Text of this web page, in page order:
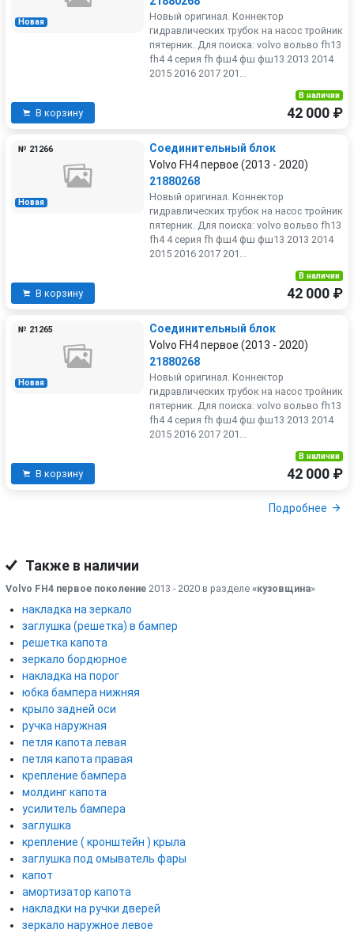
Новая
Новый оригинал. Коннектор
гидравлических трубок на насос тройник
пятерник. Для поиска: volvo вольво fh13
fh4 4 серия fh фш4 фш фш13 2013 2014
2015 2016 2017 201...
В корзину
В наличии
42 000 ₽
Новая
№ 21266
Соединительный блок
Volvo FH4 первое (2013 - 2020)
21880268
Новый оригинал. Коннектор
гидравлических трубок на насос тройник
пятерник. Для поиска: volvo вольво fh13
fh4 4 серия fh фш4 фш фш13 2013 2014
2015 2016 2017 201...
В корзину
В наличии
42 000 ₽
Новая
№ 21265
Соединительный блок
Volvo FH4 первое (2013 - 2020)
21880268
Новый оригинал. Коннектор
гидравлических трубок на насос тройник
пятерник. Для поиска: volvo вольво fh13
fh4 4 серия fh фш4 фш фш13 2013 2014
2015 2016 2017 201...
В корзину
В наличии
42 000 ₽
Подробнее
Также в наличии
Volvo FH4 первое поколение 2013 - 2020 в разделе «кузовщина»
накладка на зеркало
заглушка (решетка) в бампер
решетка капота
зеркало бордюрное
накладка на порог
юбка бампера нижняя
крыло задней оси
ручка наружная
петля капота левая
петля капота правая
крепление бампера
молдинг капота
усилитель бампера
заглушка
крепление ( кронштейн ) крыла
заглушка под омыватель фары
капот
амортизатор капота
накладки на ручки дверей
зеркало наружное левое